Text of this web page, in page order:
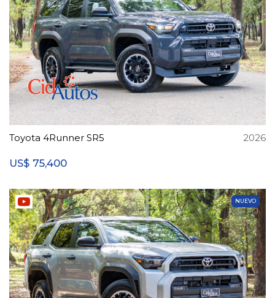
Toyota 4Runner SR5 2026
US$ 75,400
NUEVO